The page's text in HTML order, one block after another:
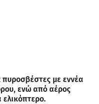
πυροσβέστες με εννέα
ενώ από αέρος
ελικόπτερο.